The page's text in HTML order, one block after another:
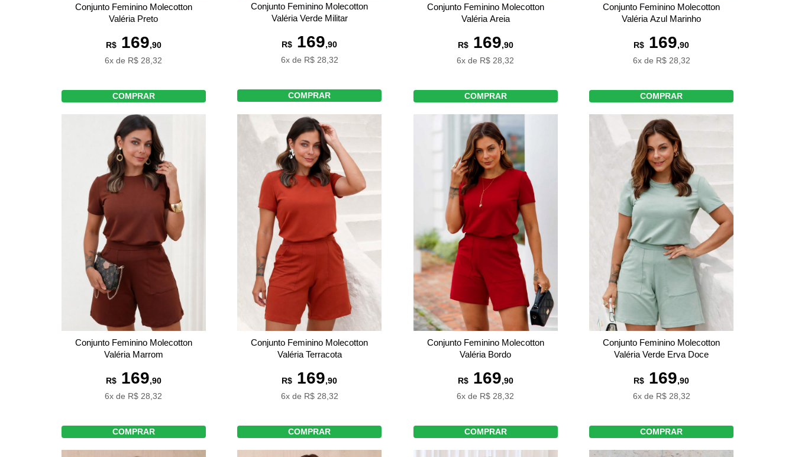
Conjunto Feminino Molecotton
Valéria Preto
R$169,90
6x de R$ 28,32
COMPRAR
Conjunto Feminino Molecotton
Valéria Verde Militar
R$ 169,90
6x de R$ 28,32
COMPRAR
Conjunto Feminino Molecotton
Valéria Areia
R$169,90
6x de R$ 28,32
COMPRAR
Conjunto Feminino Molecotton
Valéria Azul Marinho
R$ 169,90
6x de R$ 28,32
COMPRAR
Conjunto Feminino Molecotton
Valéria Marrom
R$169,90
6x de R$ 28,32
COMPRAR
Conjunto Feminino Molecotton
Valéria Terracota
R$ 169,90
6x de R$ 28,32
COMPRAR
Conjunto Feminino Molecotton
Valéria Bordo
R$169,90
6x de R$ 28,32
COMPRAR
Conjunto Feminino Molecotton
Valéria Verde Erva Doce
R$ 169,90
6x de R$ 28,32
COMPRAR